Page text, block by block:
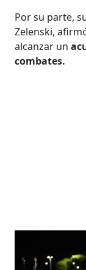
Por su parte,
Zelenski,
alcanzar un
combates.